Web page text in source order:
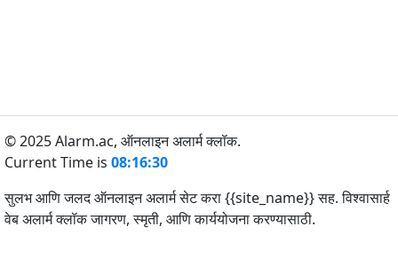
© 2025 Alarm.ac, ऑनलाइन अलार्म क्लॉक.
Current Time is 08:16:30
सुलभ आणि जलद ऑनलाइन अलार्म सेट करा {{site_name}} सह. विश्वासार्ह
वेब अलार्म क्लॉक जागरण, स्मृती, आणि कार्ययोजना करण्यासाठी.